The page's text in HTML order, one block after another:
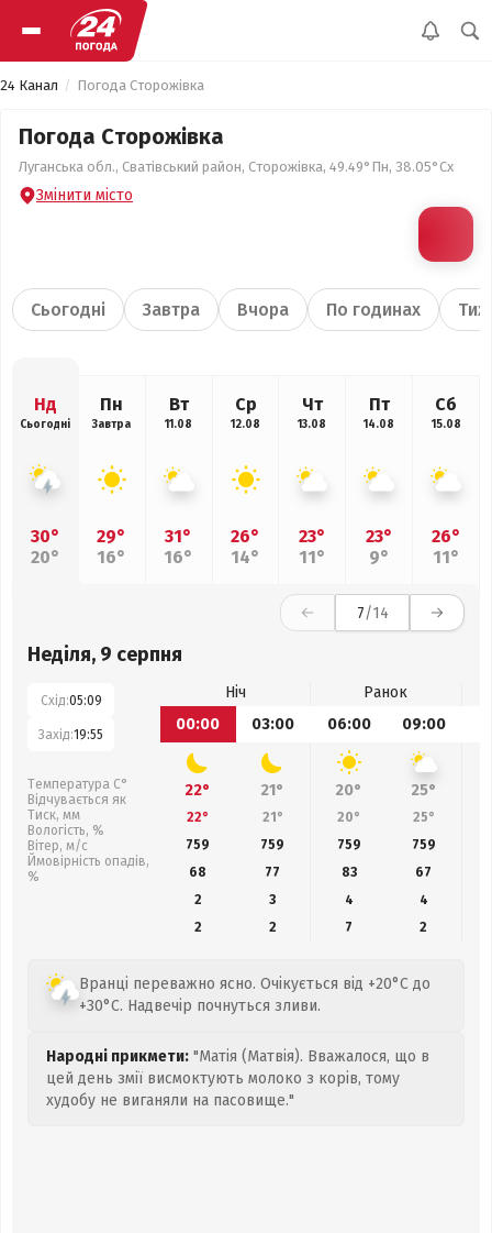
24 Канал Погода Сторожівка
Погода Сторожівка
Луганська обл., Сватівський район, Сторожівка, 49.49°Пн, 38.05°Сх
Змінити місто
Сьогодні Завтра Вчора По годинах
Нд
Сьогодні
30°
20°
Пн
Завтра
29°
16°
Вт
11.08
31°
16°
Ср
12.08
26°
14°
Чт
13.08
23°
11°
Пт
14.08
23°
9°
Сб
15.08
26°
11°
7/14
Неділя, 9 серпня
Схід:05:09
Захід:19:55
Температура С°
Відчувається як
Тиск, мм
Вологість, %
Вітер, м/с
Ймовірність опадів,
%
Ніч
Ранок
00:00
03:00 06:00 09:00
22° 21° 20° 25°
22° 21° 20° 25°
759
759 759 759
68
77 83
67
2
3 4
4
2
2 7 2
Вранці переважно ясно. Очікується від +20°C до
+30°C. Надвечір почнуться зливи.
Народні прикмети: "Матія (Матвія). Вважалося, що в
цей день змії висмоктують молоко з корів, тому
худобу не виганяли на пасовище."